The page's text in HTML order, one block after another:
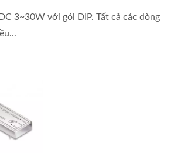
3~30W với gói DIP. Tất cả các dòng